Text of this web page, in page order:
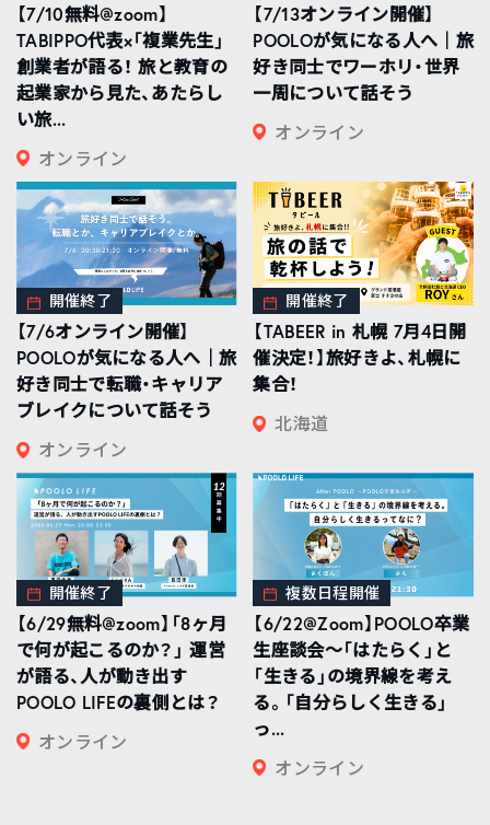
【7/10無料@zoom】
TABIPPO代表×「複業先生」
創業者が語る！ 旅と教育の
起業家から見た、あたらし
い旅...
オンライン
【7/13オンライン開催】
POOLOが気になる人へ｜旅
好き同士でワーホリ・世界
一周について話そう
オンライン
開催終了
【7/6オンライン開催】
POOLOが気になる人へ｜旅
好き同士で転職・キャリア
ブレイクについて話そう
オンライン
開催終了
【TABEER in 札幌 7月4日開
催決定！】旅好きよ、札幌に
集合！
北海道
開催終了
【6/29無料@zoom】「8ヶ月
で何が起こるのか？」 運営
が語る、人が動き出す
POOLO LIFEの裏側とは？
オンライン
複数日程開催
【6/22@Zoom】POOLO卒業
生座談会〜「はたらく」と
「生きる」の境界線を考え
る。「自分らしく生きる」
っ...
オンライン